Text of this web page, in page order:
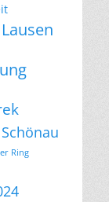
Lausen
Schönau
Ring